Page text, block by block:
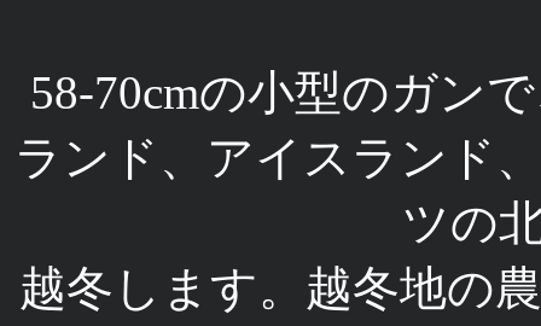
58-70cmの小型のガン
ランド、アイスランド
ツの
越冬します。越冬地の